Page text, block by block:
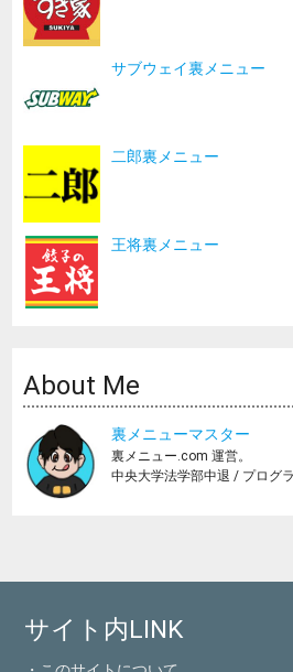
サブウェイ裏メニュー
二郎裏メニュー
王将裏メニュー
About Me
裏メニューマスター
裏メニュー.com 運営。
中央大学法学部中退 / プログ
サイト内LINK